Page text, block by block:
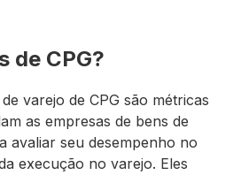
de CPG?
varejo de CPG são métricas
as empresas de bens de
avaliar seu desempenho no
execução no varejo. Eles